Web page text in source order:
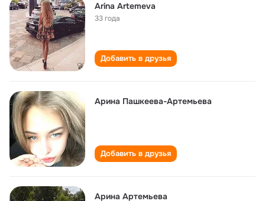
Arina Artemeva
33 года
Добавить в друзья
Арина Пашкеева-Артемьева
Добавить в друзья
Арина Артемьева